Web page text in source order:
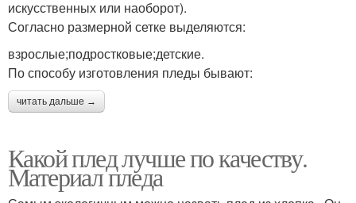
искусственных или наоборот).
Согласно размерной сетке выделяются:
взрослые;подростковые;детские.
По способу изготовления пледы бывают:
читать дальше →
Какой плед лучше по качеству.
Материал пледа